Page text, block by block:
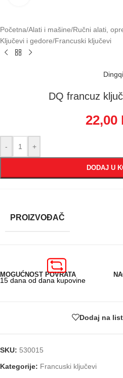
Početna/Alati i mašine/Ručni alati,
Ključevi i gedore/Francuski ključevi
Dingqi
DQ francuz
22,00
- +
DODAJ U
PROIZVOĐAČ
MOGUĆNOST POVRATA
15 dana od dana kupovine
Dodaj na
SKU: 530015
Kategorije: Francuski ključevi